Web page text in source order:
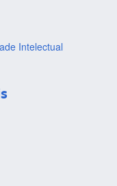
Intelectual